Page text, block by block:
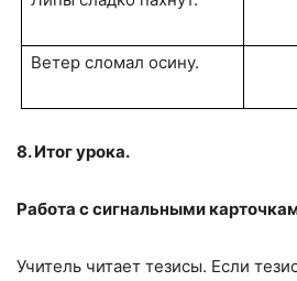
Ветер сломал осину.
8. Итог урока.
Работа с сигнальными
Учитель читает тезисы. Если